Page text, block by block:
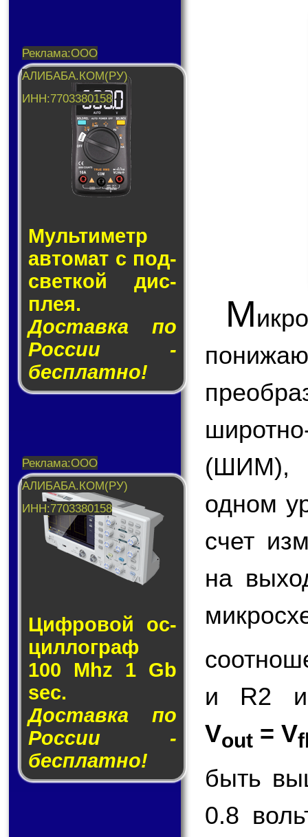
Муль­ти­метр
ав­то­мат с под­
свет­кой дис­
плея.
Доставка по
России -
бесплатно!
Циф­ро­вой ос­
цил­лог­раф
100 Mhz 1 Gb
sec.
Доставка по
России -
бесплатно!
М
(ШИМ),
одном
счет
на
и R2 и
Vout = V
быть
0.8